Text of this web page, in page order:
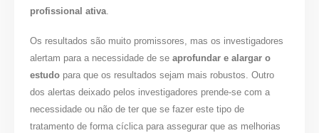
profissional ativa
Os resultados são muito promissores, mas os investigadores
alertam para a necessidade de seaprofundar e alargar o
estudo para que os resultados sejam mais robustos. Outro
dos alertas deixado pelos investigadores prende-se com a
necessidade ou não de ter que se fazer este tipo de
tratamento de forma cíclica para assegurar que as melhorias